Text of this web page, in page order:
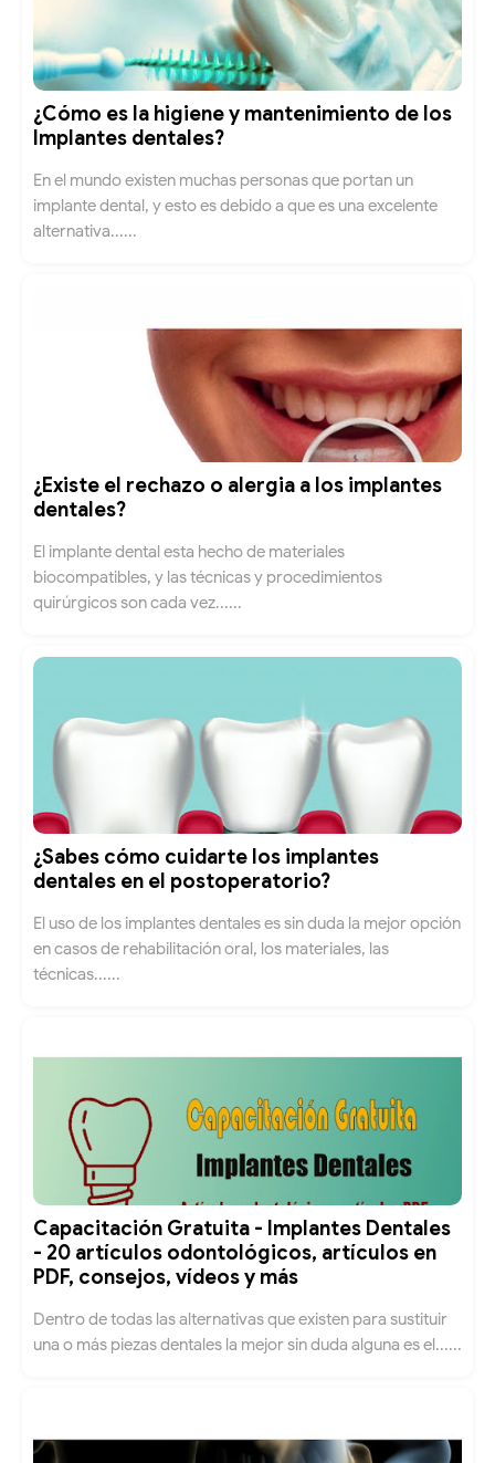
¿Cómo es la higiene y mantenimiento de los
Implantes dentales?
En el mundo existen muchas personas que portan un
implante dental, y esto es debido a que es una excelente
alternativa......
¿Existe el rechazo o alergia a los implantes
dentales?
El implante dental esta hecho de materiales
biocompatibles, y las técnicas y procedimientos
quirúrgicos son cada vez......
¿Sabes cómo cuidarte los implantes
dentales en el postoperatorio?
El uso de los implantes dentales es sin duda la mejor opción
en casos de rehabilitación oral, los materiales, las
técnicas......
Capacitación Gratuita - Implantes Dentales
- 20 artículos odontológicos, artículos en
PDF, consejos, vídeos y más
Dentro de todas las alternativas que existen para sustituir
una o más piezas dentales la mejor sin duda alguna es el......